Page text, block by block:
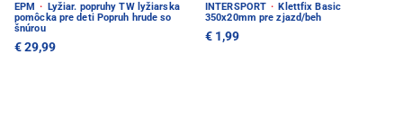
EPM · Lyžiar. popruhy TW lyžiarska
pomôcka pre deti Popruh hrude so
šnúrou
€ 29,99
INTERSPORT · Klettfix Basic
350x20mm pre zjazd/beh
€ 1,99